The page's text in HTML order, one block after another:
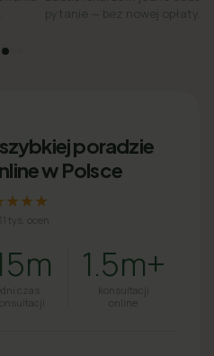
pytanie — bez nowej opłaty.
poradzie
w Polsce
31 tys. ocen
czas
1.5m+
konsultacji
online